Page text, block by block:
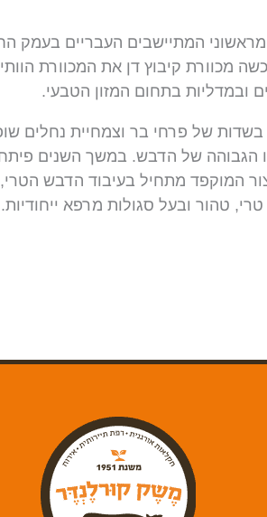
1935 על ידי חברי קיבוץ דן, מראשוני
בישראל עם כ- 5000 כוורות פעילות. בשנת 2019 רכשה
ובמדליות בתחום המזון הטבעי.
של פרחי בר וצמחיית נחלים
הגבוהה של הדבש. במשך השנים פיתח
המוקפד מתחיל בעיבוד הדבש
טהור ובעל סגולות מרפא ייחודיות.